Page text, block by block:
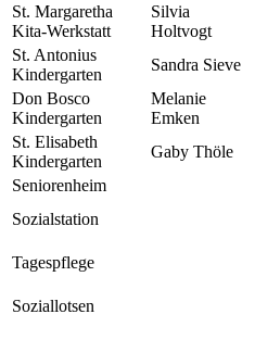
St. Margaretha
Kita-Werkstatt
Silvia
Holtvogt
St. Antonius
Kindergarten
Sandra Sieve
Don Bosco
Kindergarten
Melanie
Emken
St. Elisabeth
Kindergarten
Gaby Thöle
Seniorenheim
Sozialstation
Tagespflege
Soziallotsen